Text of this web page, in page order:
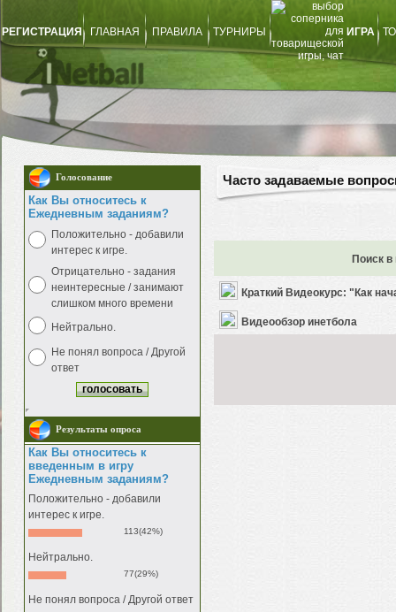
РЕГИСТРАЦИЯ ГЛАВНАЯ ПРАВИЛА ТУРНИРЫ ИГРА
Голосование
Как Вы относитесь к
Ежедневным заданиям?
Положительно - добавили
интерес к игре.
Отрицательно - задания
неинтересные / занимают
слишком много времени
Нейтрально.
Не понял вопроса / Другой
ответ
Результаты опроса
Как Вы относитесь к
введенным в игру
Ежедневным заданиям?
Положительно - добавили
интерес к игре.
113(42%)
Нейтрально.
77(29%)
Не понял вопроса / Другой ответ
Часто задаваемые
Поиск в
Краткий Видеокурс: "Как
Видеообзор инетбола